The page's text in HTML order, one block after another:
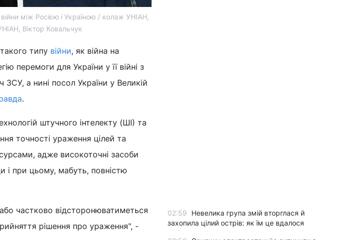
між Росією і Україною / колаж УНІАН,
Віктор Ковальчук
типу війни, як війна на
перемоги для України у її війні з
а нині посол України у Великій
.
штучного інтелекту (ШІ) та
точності ураження цілей та
адже високоточні засоби
і при цьому, мабуть, повністю
частково відсторонюватиметься
рішення про ураження", -
02:59
Невелика група змій вторглася й
захопила цілий острів: як їм це вдалося